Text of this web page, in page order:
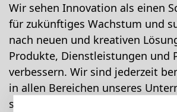
Wir sehen Innovation als einen
für zukünftiges Wachstum und
nach neuen und kreativen
Produkte, Dienstleistungen und
verbessern. Wir sind jederzeit
in allen Bereichen unseres
sicherzustellen, sodass unsere